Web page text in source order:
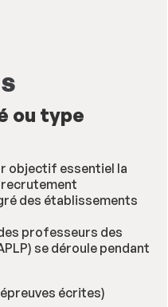
ou type
objectif essentiel la
des établissements
professeurs des
se déroule pendant
écrites)